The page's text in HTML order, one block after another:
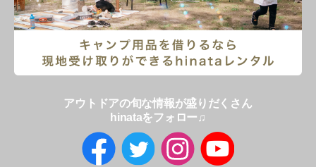
アウトドアの旬な情報が盛りだくさん
hinataをフォロー♫